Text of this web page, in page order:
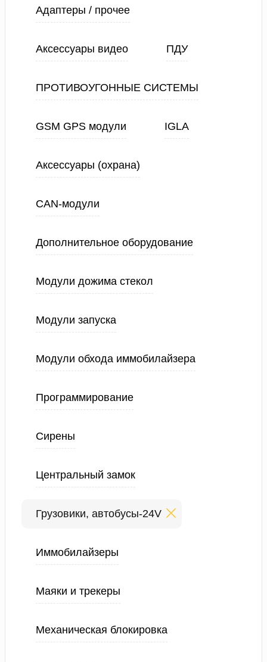
Адаптеры / прочее
Аксессуары видео ПДУ
ПРОТИВОУГОННЫЕ СИСТЕМЫ
GSM GPS модули IGLA
Аксессуары (охрана)
CAN-модули
Дополнительное оборудование
Модули дожима стекол
Модули запуска
Модули обхода иммобилайзера
Программирование
Сирены
Центральный замок
Грузовики, автобусы-24V
Иммобилайзеры
Маяки и трекеры
Механическая блокировка